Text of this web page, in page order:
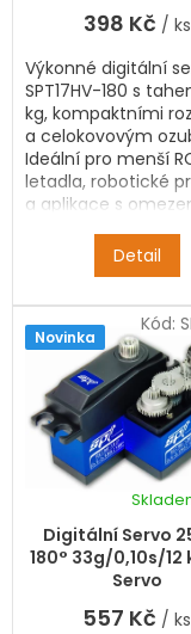
hvězdiček.
398 Kč / ks
Detail
Výkonné digitální
SPT17HV-180 s
kg, kompaktními
a celokovovým
Ideální pro menší
letadla, robotické
a aplikace s
Novinka
Digitální Servo
180° 33g/0,10s/12
Servo
557 Kč / ks
Kód: